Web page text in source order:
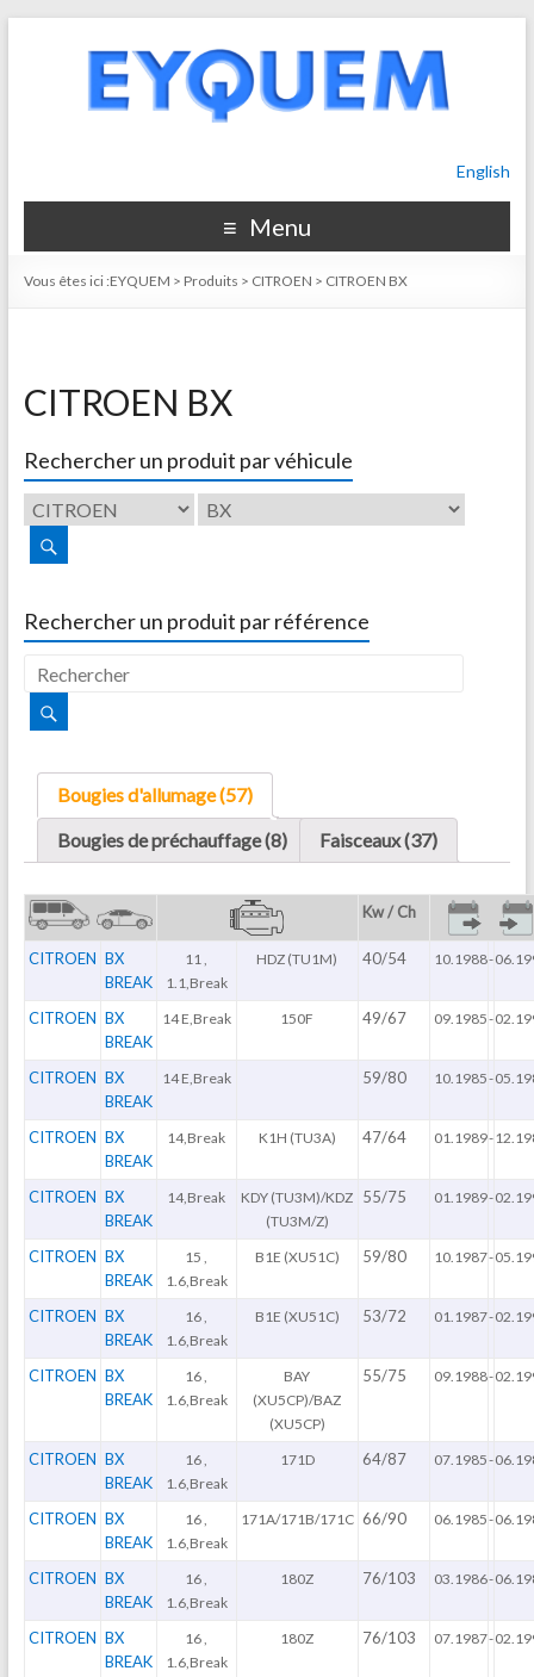
English
Menu
Vous êtes ici :EYQUEM > Produits > CITROEN > CITROEN BX
CITROEN BX
Rechercher un produit par véhicule
Rechercher un produit par référence
Bougies d'allumage (57)
Bougies de préchauffage (8)
Faisceaux (37)
Kw / Ch
CITROEN BX
BREAK
11 ,
1.1,Break
HDZ (TU1M) 40/54 10.1988-
CITROEN BX
BREAK
14 E,Break 150F 49/67 09.1985-
CITROEN BX
BREAK
14 E,Break 59/80 10.1985-
CITROEN BX
BREAK
14,Break K1H (TU3A) 47/64 01.1989-
CITROEN BX
BREAK
14,Break
KDY (TU3M)/KDZ
(TU3M/Z)
55/75 01.1989-
CITROEN BX
BREAK
15 ,
1.6,Break
B1E (XU51C) 59/80 10.1987-
CITROEN BX
BREAK
16 ,
1.6,Break
B1E (XU51C) 53/72 01.1987-
CITROEN BX
BREAK
16 ,
1.6,Break
BAY
(XU5CP)/BAZ
(XU5CP)
55/75 09.1988-
CITROEN BX
BREAK
16 ,
1.6,Break
171D 64/87 07.1985-
CITROEN BX
BREAK
16 ,
1.6,Break
171A/171B/171C 66/90 06.1985-
CITROEN BX
BREAK
16 ,
1.6,Break
180Z 76/103 03.1986-
CITROEN BX
BREAK
16 ,
1.6,Break
180Z 76/103 07.1987-